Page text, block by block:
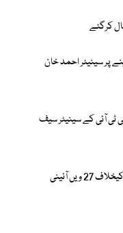
کرگئے
پر سینیٹر احمد خان
ٹی آئی کے سینیٹر سیف
پی ٹی آئی سینیٹر سیف اللہ ابڑو کاپارٹی پالیسی کیخلاف 27 ویں آئینی